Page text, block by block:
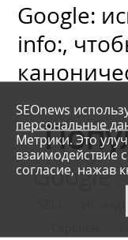
Google:
info:,
Google
SEOnews
персональные
Метрики. Это
взаимодействие
согласие, нажав